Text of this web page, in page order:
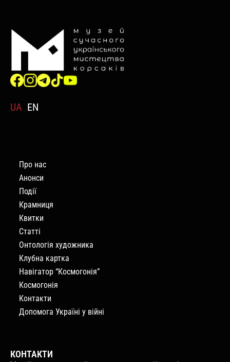
UA EN
Про нас
Анонси
Події
Крамниця
Квитки
Статті
Онтологія художника
Клубна картка
Навігатор “Космогонія”
Космогонія
Контакти
Допомога Україні у війні
КОНТАКТИ